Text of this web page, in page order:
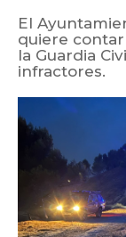
El
quiere
la Guardia
infractores.